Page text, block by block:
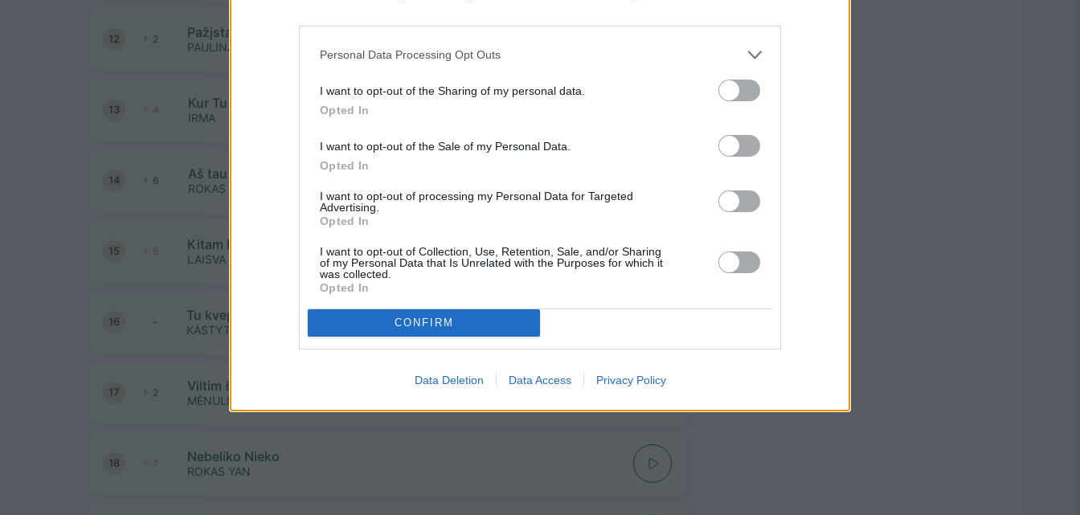
Personal Data Processing Opt Outs
I want to opt-out of the Sharing of my personal data.
Opted In
I want to opt-out of the Sale of my Personal Data.
Opted In
I want to opt-out of processing my Personal Data for Targeted
Advertising.
Opted In
I want to opt-out of Collection, Use, Retention, Sale, and/or Sharing
of my Personal Data that Is Unrelated with the Purposes for which it
was collected.
Opted In
CONFIRM
Data Deletion Data Access Privacy Policy
12 2 Pažįstamas jausmas
PAULINA PAUKŠTAITYTĖ IR ADOMAS VYŠNIAUSKAS
13 4 Kur Tu (Sauben Remix)
IRMA
14 6 Aš tau linkiu
ROKAS YAN
15 5 Kitam krante
LAISVA
16 - Tu kvepėjai lietum
KASTYTIS KERBEDIS
17 2 Viltim šildome save
MĖNULIO FAZĖ IR VALDAS LACKO
18 7 Nebeliko Nieko
ROKAS YAN